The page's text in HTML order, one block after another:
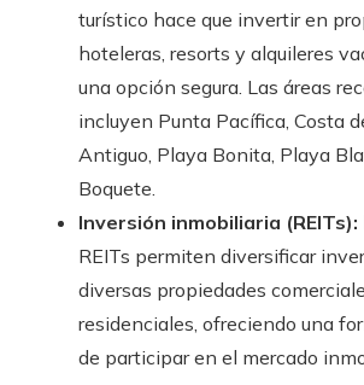
turístico hace que invertir en
hoteleras, resorts y alquileres
una opción segura. Las áreas
incluyen Punta Pacífica, Costa
Antiguo, Playa Bonita, Playa
Boquete.
Inversión inmobiliaria (REITs):
REITs permiten diversificar
diversas propiedades
residenciales, ofreciendo una
de participar en el mercado